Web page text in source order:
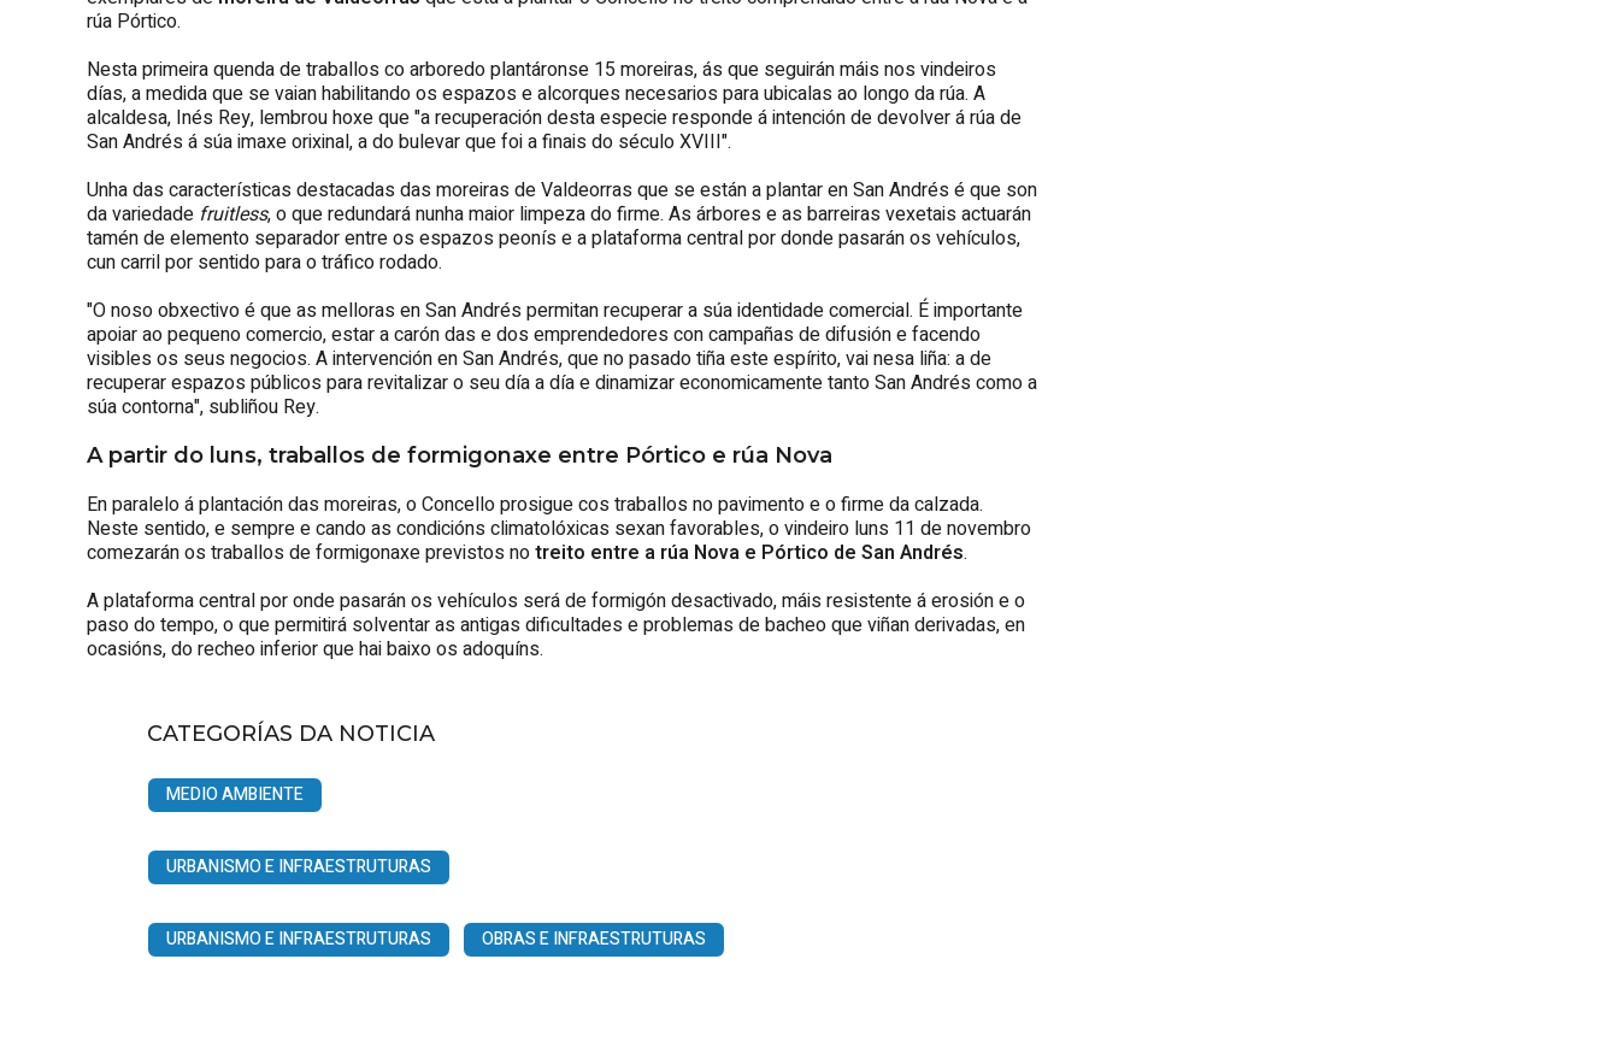
rúa Pórtico.
Nesta primeira quenda de traballos co arboredo plantáronse 15 moreiras, ás que seguirán máis nos vindeiros
días, a medida que se vaian habilitando os espazos e alcorques necesarios para ubicalas ao longo da rúa. A
alcaldesa, Inés Rey, lembrou hoxe que "a recuperación desta especie responde á intención de devolver á rúa de
San Andrés á súa imaxe orixinal, a do bulevar que foi a finais do século XVIII".
Unha das características destacadas das moreiras de Valdeorras que se están a plantar en San Andrés é que son
da variedade fruitless, o que redundará nunha maior limpeza do firme. As árbores e as barreiras vexetais actuarán
tamén de elemento separador entre os espazos peonís e a plataforma central por donde pasarán os vehículos,
cun carril por sentido para o tráfico rodado.
"O noso obxectivo é que as melloras en San Andrés permitan recuperar a súa identidade comercial. É importante
apoiar ao pequeno comercio, estar a carón das e dos emprendedores con campañas de difusión e facendo
visibles os seus negocios. A intervención en San Andrés, que no pasado tiña este espírito, vai nesa liña: a de
recuperar espazos públicos para revitalizar o seu día a día e dinamizar economicamente tanto San Andrés como a
súa contorna", subliñou Rey.
A partir do luns, traballos de formigonaxe entre Pórtico e rúa Nova
En paralelo á plantación das moreiras, o Concello prosigue cos traballos no pavimento e o firme da calzada.
Neste sentido, e sempre e cando as condicións climatolóxicas sexan favorables, o vindeiro luns 11 de novembro
comezarán os traballos de formigonaxe previstos notreito entre a rúa Nova e Pórtico de San Andrés.
A plataforma central por onde pasarán os vehículos será de formigón desactivado, máis resistente á erosión e o
paso do tempo, o que permitirá solventar as antigas dificultades e problemas de bacheo que viñan derivadas, en
ocasións, do recheo inferior que hai baixo os adoquíns.
CATEGORÍAS DA NOTICIA
MEDIO AMBIENTE
URBANISMO E INFRAESTRUTURAS
URBANISMO E INFRAESTRUTURAS OBRAS E INFRAESTRUTURAS